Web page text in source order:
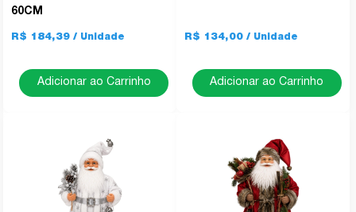
60CM
R$ 184,39
Adicionar ao Carrinho
R$ 134,00
Adicionar ao Carrinho